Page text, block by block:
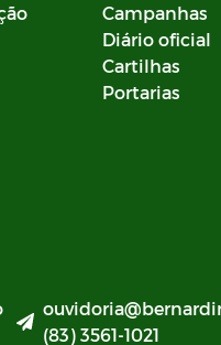
Campanhas
Diário oficial
Cartilhas
Portarias
(83) 3561-1021